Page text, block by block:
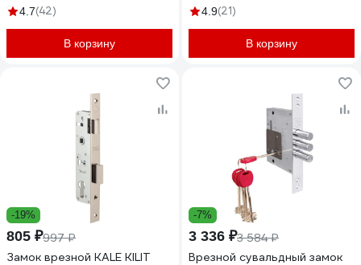
4.7(42)
В корзину
10230
4.9(21)
В корзину
-19%
805 ₽997 ₽
Замок врезной KALE KILIT
-7%
3 336 ₽3 584 ₽
Врезной сувальдный замок